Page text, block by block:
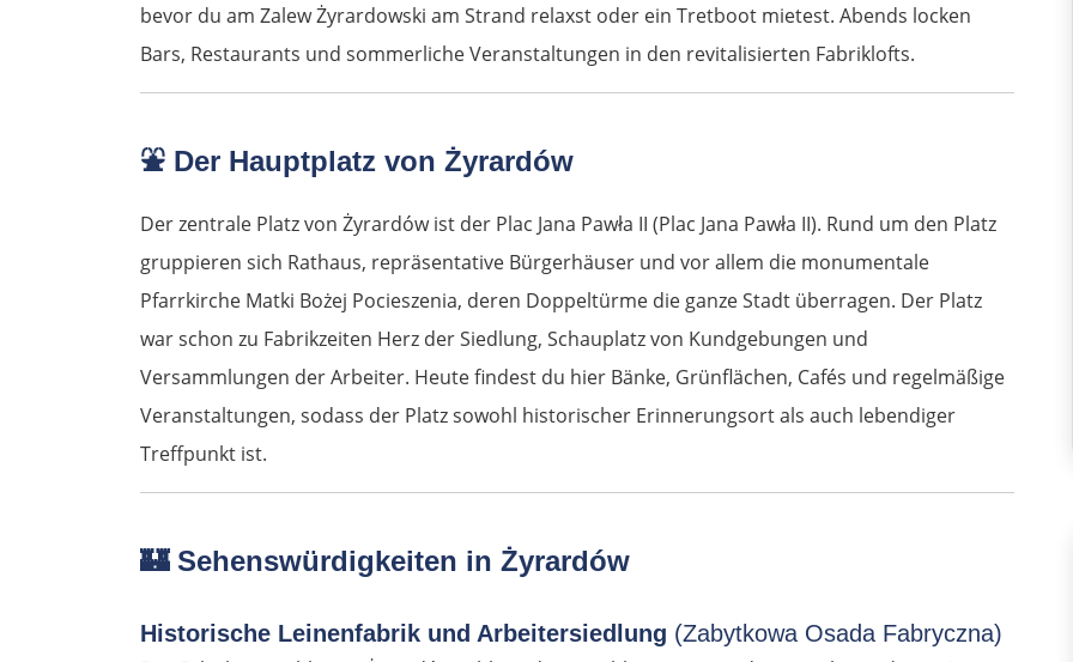
bevor du am Zalew Żyrardowski am Strand relaxst oder ein Tretboot mietest. Abends locken
Bars, Restaurants und sommerliche Veranstaltungen in den revitalisierten Fabriklofts.
⛲ Der Hauptplatz von Żyrardów
Der zentrale Platz von Żyrardów ist der Plac Jana Pawła II (Plac Jana Pawła II). Rund um den Platz
gruppieren sich Rathaus, repräsentative Bürgerhäuser und vor allem die monumentale
Pfarrkirche Matki Bożej Pocieszenia, deren Doppeltürme die ganze Stadt überragen. Der Platz
war schon zu Fabrikzeiten Herz der Siedlung, Schauplatz von Kundgebungen und
Versammlungen der Arbeiter. Heute findest du hier Bänke, Grünflächen, Cafés und regelmäßige
Veranstaltungen, sodass der Platz sowohl historischer Erinnerungsort als auch lebendiger
Treffpunkt ist.
🏰Sehenswürdigkeiten in Żyrardów
Historische Leinenfabrik und Arbeitersiedlung (Zabytkowa Osada Fabryczna)